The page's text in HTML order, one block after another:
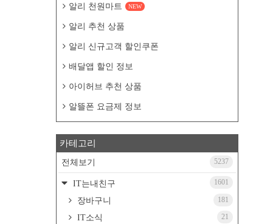
알리 천원마트 NEW
알리 추천 상품
알리 신규고객 할인쿠폰
배달앱 할인 정보
아이허브 추천 상품
알뜰폰 요금제 정보
카테고리
전체보기 5237
IT는내친구 1601
장바구니 181
IT소식 21